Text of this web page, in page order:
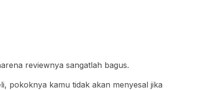
reviewnya sangatlah bagus.
pokoknya kamu tidak akan menyesal jika